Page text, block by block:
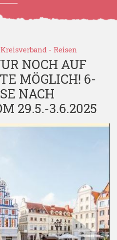
Kreisverband - Reisen
NOCH AUF
MÖGLICH! 6-
NACH
29.5.-3.6.2025